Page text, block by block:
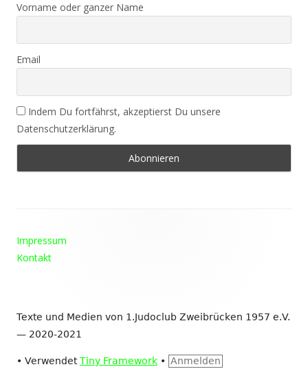
Vorname oder ganzer Name
Email
Indem Du fortfährst, akzeptierst Du unsere
Datenschutzerklärung.
Inhalt
Impressum
Kontakt
Texte und Medien von 1.Judoclub Zweibrücken 1957 e.V.
— 2020-2021
• VerwendetTiny Framework • Anmelden